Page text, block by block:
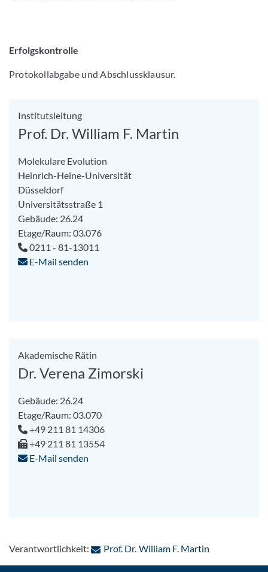
Erfolgskontrolle
Protokollabgabe und Abschlussklausur.
Institutsleitung
Prof. Dr. William F. Martin
Molekulare Evolution
Heinrich-Heine-Universität
Düsseldorf
Universitätsstraße 1
Gebäude: 26.24
Etage/Raum: 03.076
0211 - 81-13011
E-Mail senden
Akademische Rätin
Dr. Verena Zimorski
Gebäude: 26.24
Etage/Raum: 03.070
+49 211 81 14306
+49 211 81 13554
E-Mail senden
Verantwortlichkeit: Prof. Dr. William F. Martin: Per E-Mail